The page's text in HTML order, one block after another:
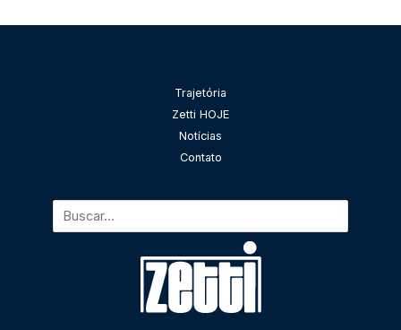
Trajetória
Zetti HOJE
Notícias
Contato
Pesquisar